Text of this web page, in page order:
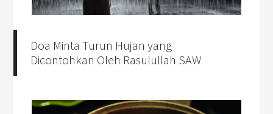
Doa Minta Turun Hujan yang
Dicontohkan Oleh Rasulullah SAW